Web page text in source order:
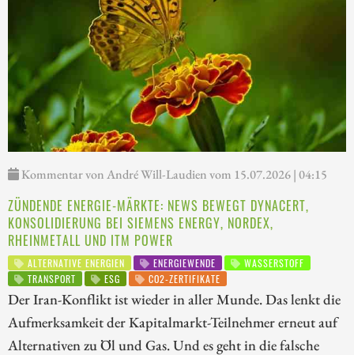
Kommentar von André Will-Laudien vom 15.07.2026 | 04:15
ZÜNDENDE ENERGIE-MÄRKTE: NEWS BEWEGT DYNACERT,
KONSOLIDIERUNG BEI SIEMENS ENERGY, NORDEX,
RHEINMETALL UND ITM POWER
ALTERNATIVE ENERGIEN ENERGIEWENDE
WASSERSTOFF
TRANSPORT
ESG CO2-ZERTIFIKATE
Der Iran-Konflikt ist wieder in aller Munde. Das lenkt die
Aufmerksamkeit der Kapitalmarkt-Teilnehmer erneut auf
Alternativen zu Öl und Gas. Und es geht in die falsche